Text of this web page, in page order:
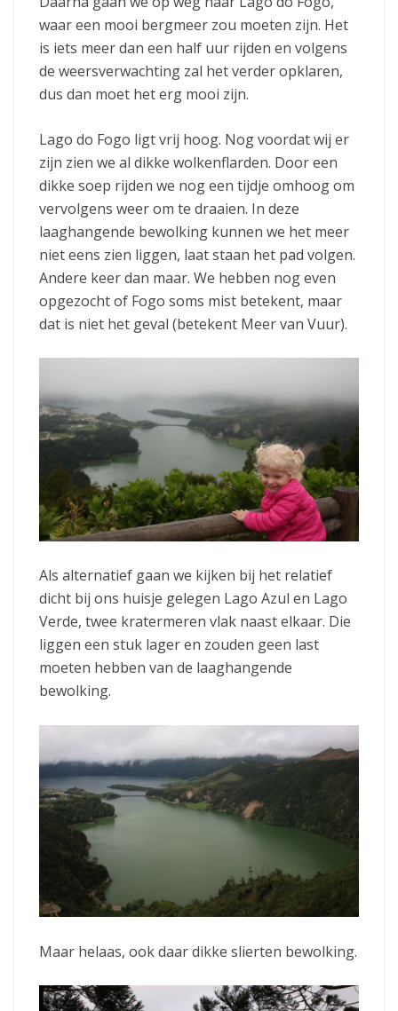
waar een mooi bergmeer zou moeten zijn. Het
is iets meer dan een half uur rijden en volgens
de weersverwachting zal het verder opklaren,
dus dan moet het erg mooi zijn.
Lago do Fogo ligt vrij hoog. Nog voordat wij er
zijn zien we al dikke wolkenflarden. Door een
dikke soep rijden we nog een tijdje omhoog om
vervolgens weer om te draaien. In deze
laaghangende bewolking kunnen we het meer
niet eens zien liggen, laat staan het pad volgen.
Andere keer dan maar. We hebben nog even
opgezocht of Fogo soms mist betekent, maar
dat is niet het geval (betekent Meer van Vuur).
Als alternatief gaan we kijken bij het relatief
dicht bij ons huisje gelegen Lago Azul en Lago
Verde, twee kratermeren vlak naast elkaar. Die
liggen een stuk lager en zouden geen last
moeten hebben van de laaghangende
bewolking.
Maar helaas, ook daar dikke slierten bewolking.